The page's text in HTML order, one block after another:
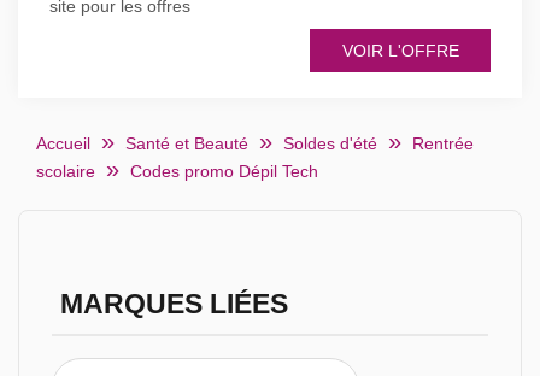
site pour les offres
VOIR L'OFFRE
Accueil Santé et Beauté Soldes d'été
Rentrée
scolaire
Codes promo Dépil Tech
MARQUES LIÉES